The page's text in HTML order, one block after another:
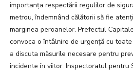
importanța respectării regulilor de
metrou, îndemnând călătorii să fie
marginea peroanelor. Prefectul
convoca o întâlnire de urgență cu
a discuta măsurile necesare pentru
incidente în viitor. Inspectoratul pentru